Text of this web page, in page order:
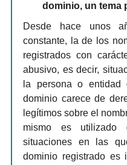
dominio, un tema
Desde hace unos
constante, la de los
registrados con
abusivo, es decir,
la persona o entidad
dominio carece de
legítimos sobre el
mismo es
situaciones en las
dominio registrado es